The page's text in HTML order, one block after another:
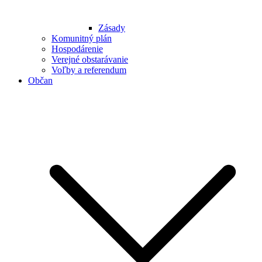
Zásady
Komunitný plán
Hospodárenie
Verejné obstarávanie
Voľby a referendum
Občan